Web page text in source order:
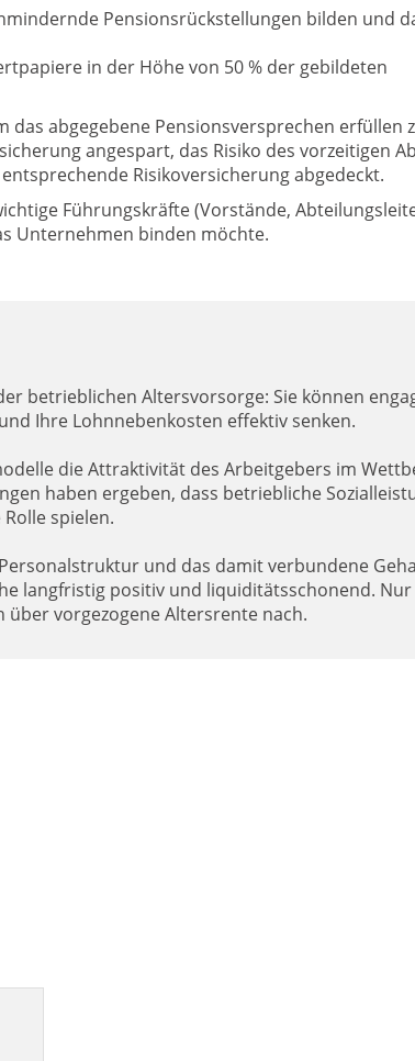
Pensionsrückstellungen bilden und
in der Höhe von 50 % der gebildeten
abgegebene Pensionsversprechen erfüllen
angespart, das Risiko des vorzeitigen
Risikoversicherung abgedeckt.
Führungskräfte (Vorstände,
Unternehmen binden möchte.
betrieblichen Altersvorsorge: Sie können
Ihre Lohnnebenkosten effektiv senken.
die Attraktivität des Arbeitgebers im
haben ergeben, dass betriebliche
spielen.
und das damit verbundene
langfristig positiv und liquiditätsschonend.
vorgezogene Altersrente nach.